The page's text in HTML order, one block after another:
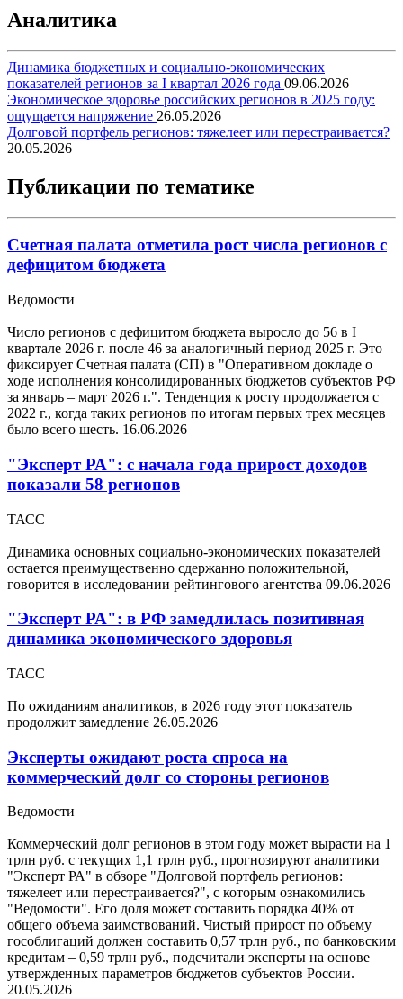
Аналитика
Динамика бюджетных и социально-экономических
показателей регионов за I квартал 2026 года 09.06.2026
Экономическое здоровье российских регионов в 2025 году:
ощущается напряжение 26.05.2026
Долговой портфель регионов: тяжелеет или перестраивается?
20.05.2026
Публикации по тематике
Счетная палата отметила рост числа регионов с
дефицитом бюджета
Ведомости
Число регионов с дефицитом бюджета выросло до 56 в I
квартале 2026 г. после 46 за аналогичный период 2025 г. Это
фиксирует Счетная палата (СП) в "Оперативном докладе о
ходе исполнения консолидированных бюджетов субъектов РФ
за январь – март 2026 г.". Тенденция к росту продолжается с
2022 г., когда таких регионов по итогам первых трех месяцев
было всего шесть. 16.06.2026
"Эксперт РА": с начала года прирост доходов
показали 58 регионов
ТАСС
Динамика основных социально-экономических показателей
остается преимущественно сдержанно положительной,
говорится в исследовании рейтингового агентства 09.06.2026
"Эксперт РА": в РФ замедлилась позитивная
динамика экономического здоровья
ТАСС
По ожиданиям аналитиков, в 2026 году этот показатель
продолжит замедление 26.05.2026
Эксперты ожидают роста спроса на
коммерческий долг со стороны регионов
Ведомости
Коммерческий долг регионов в этом году может вырасти на 1
трлн руб. с текущих 1,1 трлн руб., прогнозируют аналитики
"Эксперт РА" в обзоре "Долговой портфель регионов:
тяжелеет или перестраивается?", с которым ознакомились
"Ведомости". Его доля может составить порядка 40% от
общего объема заимствований. Чистый прирост по объему
гособлигаций должен составить 0,57 трлн руб., по банковским
кредитам – 0,59 трлн руб., подсчитали эксперты на основе
утвержденных параметров бюджетов субъектов России.
20.05.2026